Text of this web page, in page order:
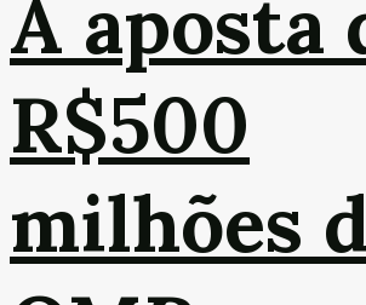
A aposta
R$500
milhões